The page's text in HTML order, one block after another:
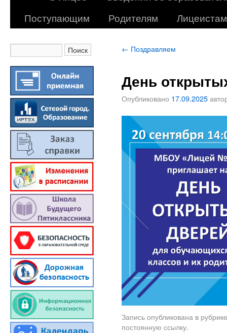
Поступающим
Родителям Лицеистам
← Поздравляем
День
Опубликовано 17.09.2025
Запись опубликована в
постоянную ссылку.